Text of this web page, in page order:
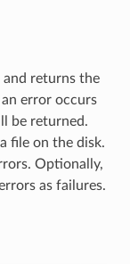
and returns the
error occurs
be returned.
file on the disk.
Optionally,
as failures.